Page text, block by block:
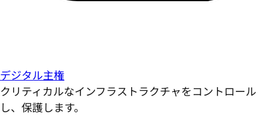
デジタル主権
クリティカルなインフラストラクチャをコントロール
し、保護します。